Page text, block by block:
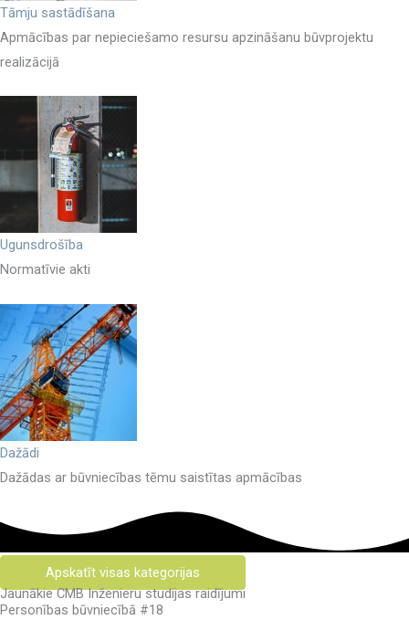
Tāmju sastādīšana
Apmācības par nepieciešamo resursu apzināšanu būvprojektu
realizācijā
Ugunsdrošība
Normatīvie akti
Dažādi
Dažādas ar būvniecības tēmu saistītas apmācības
Apskatīt visas kategorijas
Jaunākie CMB Inženieru studijas raidījumi
Personības būvniecībā #18